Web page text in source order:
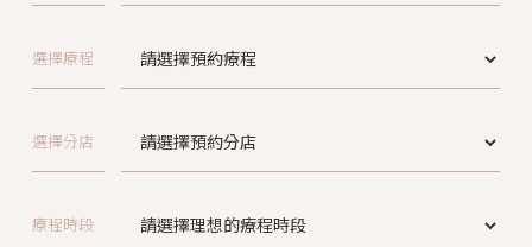
選擇療程
選擇分店
療程時段